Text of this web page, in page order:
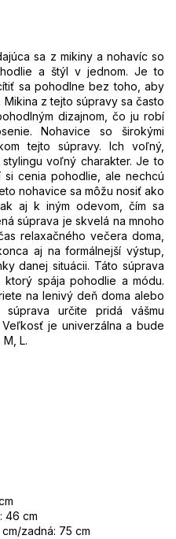
sa z mikiny a nohavíc so
a štýl v jednom. Je to
sa pohodlne bez toho, aby
z tejto súpravy sa často
dizajnom, čo ju robí
Nohavice so širokými
tejto súpravy. Ich voľný,
voľný charakter. Je to
cenia pohodlie, ale nechcú
nohavice sa môžu nosiť ako
aj k iným odevom, čím sa
súprava je skvelá na mnoho
relaxačného večera doma,
aj na formálnejší výstup,
danej situácii. Táto súprava
spája pohodlie a módu.
na lenivý deň doma alebo
určite pridá vášmu
je univerzálna a bude
M, L.
46 cm
zadná: 75 cm